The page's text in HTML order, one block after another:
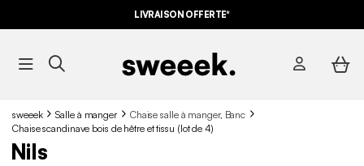
LIVRAISON OFFERTE*
sweeek Salle à manger
Chaise salle à manger, Banc
Chaise scandinave bois de hêtre et tissu (lot de 4)
Nils